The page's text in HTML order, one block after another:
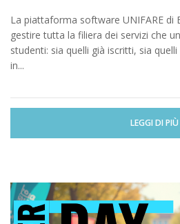
La piattaforma software UNIFARE di
gestire tutta la filiera dei servizi che
studenti: sia quelli già iscritti, sia
in...
LEGGI DI PIÙ